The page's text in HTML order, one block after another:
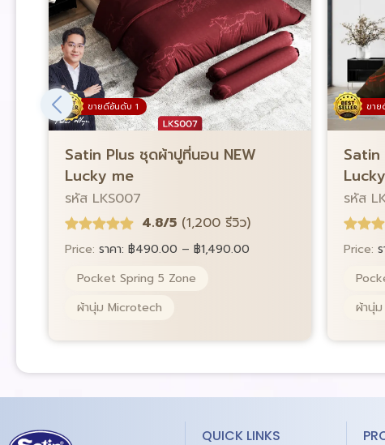
ขายดีอันดับ 1
Satin Plus ชุดผ้าปูที่นอน NEW
Lucky me
รหัส LKS007
4.8/5 (1,200 รีวิว)
Price: ราคา: ฿490.00 – ฿1,490.00
Pocket Spring 5 Zone
ผ้านุ่ม Microtech
ขาย
Satin
รหัส
Price:
ผ้านุ่
QUICK LINKS